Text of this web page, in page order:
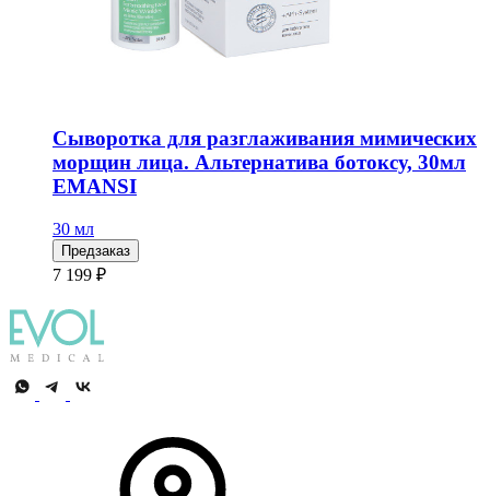
Сыворотка для разглаживания мимических
морщин лица. Альтернатива ботоксу, 30мл
EMANSI
30 мл
Предзаказ
7 199 ₽